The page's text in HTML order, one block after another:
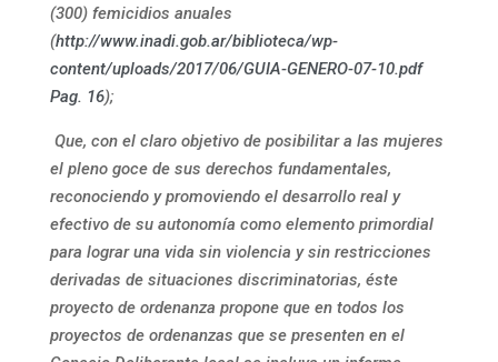
(300) femicidios anuales
(http://www.inadi.gob.ar/biblioteca/wp-
content/uploads/2017/06/GUIA-GENERO-07-10.pdf
Pag. 16);
Que, con el claro objetivo de posibilitar a las mujeres
el pleno goce de sus derechos fundamentales,
reconociendo y promoviendo el desarrollo real y
efectivo de su autonomía como elemento primordial
para lograr una vida sin violencia y sin restricciones
derivadas de situaciones discriminatorias, éste
proyecto de ordenanza propone que en todos los
proyectos de ordenanzas que se presenten en el